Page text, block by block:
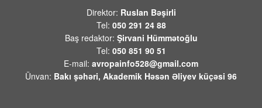
Rusiya Ordusu Ukrayna Silahlı
Qüvvələrinin Xarkov vilayətində
yerləşən pilotsuz təyyarə anbarlarını
“Ətirşah”la vurub
09 AVQUST 2026 / 10:29 10
Direktor: Ruslan Bəşirli
Tel: 050 291 24 88
Baş redaktor: Şirvani Hümmətoğlu
Tel: 050 851 90 51
E-mail: avropainfo528@gmail.com
Ünvan: Bakı şəhəri, Akademik Həsən Əliyev küçəsi 96